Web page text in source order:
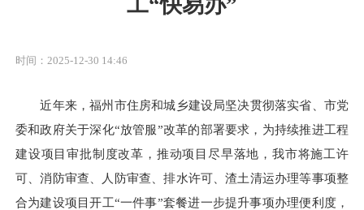
时间：2025-12-30 14:46
近年来，福州市住房和城乡建设局坚决贯彻落实省、市党
委和政府关于深化“放管服”改革的部署要求，为持续推进工程
建设项目审批制度改革，推动项目尽早落地，我市将施工许
可、消防审查、人防审查、排水许可、渣土清运办理等事项整
合为建设项目开工“一件事”套餐进一步提升事项办理便利度，